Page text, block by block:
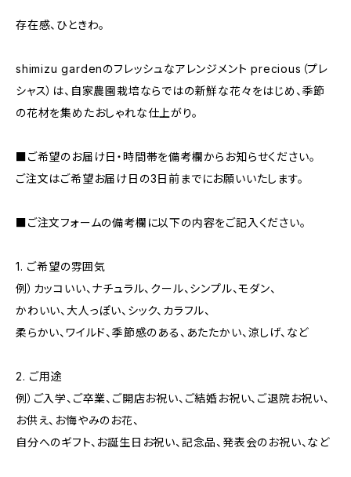
存在感、ひときわ。
shimizu gardenのフレッシュなアレンジメント precious（プレ
シャス）は、自家農園栽培ならではの新鮮な花々をはじめ、季節
の花材を集めたおしゃれな仕上がり。
■ご希望のお届け日・時間帯を備考欄からお知らせください。
ご注文はご希望お届け日の3日前までにお願いいたします。
■ご注文フォームの備考欄に以下の内容をご記入ください。
1. ご希望の雰囲気
例）カッコいい、ナチュラル、クール、シンプル、モダン、
かわいい、大人っぽい、シック、カラフル、
柔らかい、ワイルド、季節感のある、あたたかい、涼しげ、など
2. ご用途
例）ご入学、ご卒業、ご開店お祝い、ご結婚お祝い、ご退院お祝い、
お供え、お悔やみのお花、
自分へのギフト、お誕生日お祝い、記念品、発表会のお祝い、など